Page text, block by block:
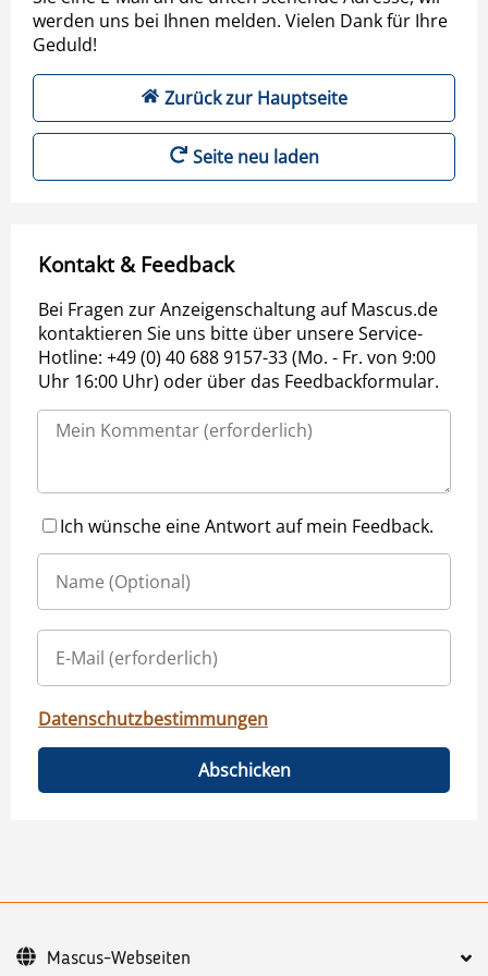
werden uns bei Ihnen melden. Vielen Dank für Ihre
Geduld!
Zurück zur Hauptseite
Seite neu laden
Kontakt & Feedback
Bei Fragen zur Anzeigenschaltung auf Mascus.de
kontaktieren Sie uns bitte über unsere Service-
Hotline: +49 (0) 40 688 9157-33 (Mo. - Fr. von 9:00
Uhr 16:00 Uhr) oder über das Feedbackformular.
Ich wünsche eine Antwort auf mein Feedback.
Datenschutzbestimmungen
Abschicken
Mascus-Webseiten